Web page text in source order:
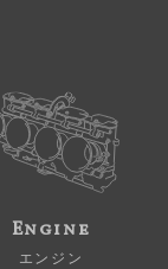
Engine
エンジン